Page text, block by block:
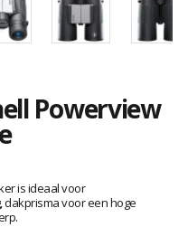
Powerview
is ideaal voor
dakprisma voor een hoge